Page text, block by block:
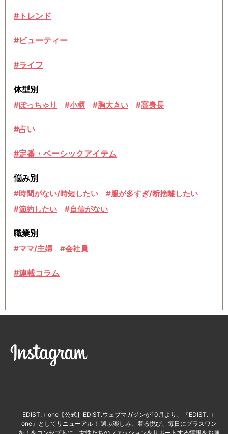
#トレンド
#ビューティー
#ライフ
体型別
ぽっちゃり 小柄 胸大きい 高身長
#占い
#定番・ベーシックアイテム
悩み別
時間がない/時短したい
服が多すぎ/断捨離したい
節約したい
自信がない
職業別
ママ/主婦 会社員
#連載コラム
EDIST.＋one【公式】EDIST.ウェブマガジンが10月より、『EDIST. ＋
one』としてリニューアル！ 選ぶ楽しみ、着る悦び、毎日にプラスワン